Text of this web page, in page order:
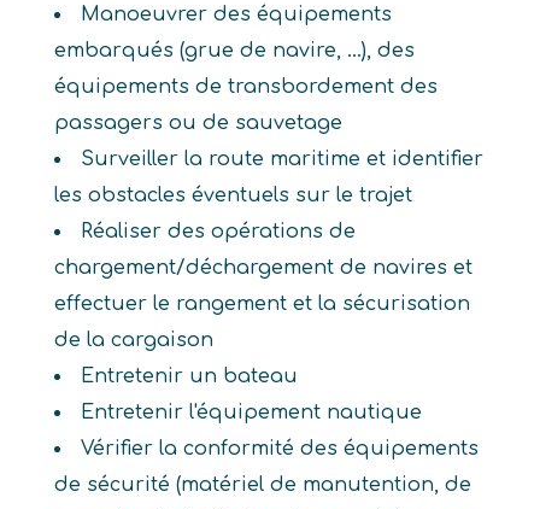
Manoeuvrer des équipements
embarqués (grue de navire, ...), des
équipements de transbordement des
passagers ou de sauvetage
Surveiller la route maritime et identifier
les obstacles éventuels sur le trajet
Réaliser des opérations de
chargement/déchargement de navires et
effectuer le rangement et la sécurisation
de la cargaison
Entretenir un bateau
Entretenir l'équipement nautique
Vérifier la conformité des équipements
de sécurité (matériel de manutention, de